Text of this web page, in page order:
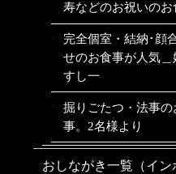
寿などのお祝いのお
完全個室・結納･顔
せのお食事が人気＿
すし一
掘りごたつ・法事の
事。2名様より
おしながき一覧（イン